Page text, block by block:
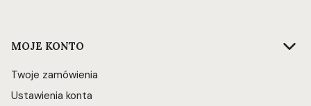
Linki w stopce
MOJE KONTO
Twoje zamówienia
Ustawienia konta